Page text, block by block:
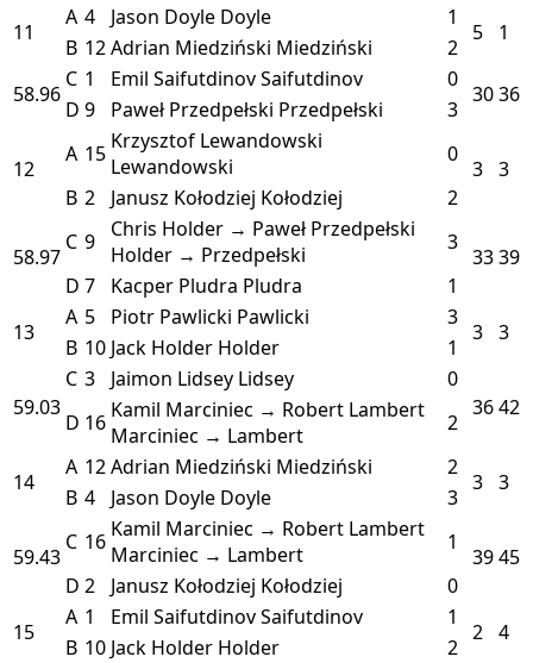
11
A 4 Jason Doyle Doyle 1
5 1
B 12Adrian Miedziński Miedziński
2
58.96
C 1 Emil SaifutdinovSaifutdinov 0
3036
D 9 Paweł Przedpełski Przedpełski 3
12
A 15 Krzysztof Lewandowski
Lewandowski
0
3 3
B 2 Janusz Kołodziej Kołodziej 2
58.97
C 9
Chris Holder → Paweł Przedpełski
Holder → Przedpełski
3
3339
D 7 Kacper Pludra Pludra
1
13
A 5 Piotr Pawlicki Pawlicki 3
3 3
B 10 Jack Holder Holder 1
59.03
C 3 Jaimon Lidsey Lidsey
0
3642
D 16 Kamil Marciniec → Robert Lambert
Marciniec → Lambert
2
14
A 12Adrian Miedziński Miedziński 2
3 3
B 4 Jason Doyle Doyle 3
59.43
C 16 Kamil Marciniec → Robert Lambert
Marciniec → Lambert
1
3945
D 2 Janusz Kołodziej Kołodziej
0
15
A 1 Emil SaifutdinovSaifutdinov 1
2 4
B 10 Jack Holder Holder
2